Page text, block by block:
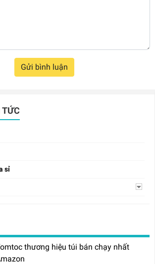
TỨC
sỉ
thương hiệu túi bán chạy nhất
Gửi bình luận